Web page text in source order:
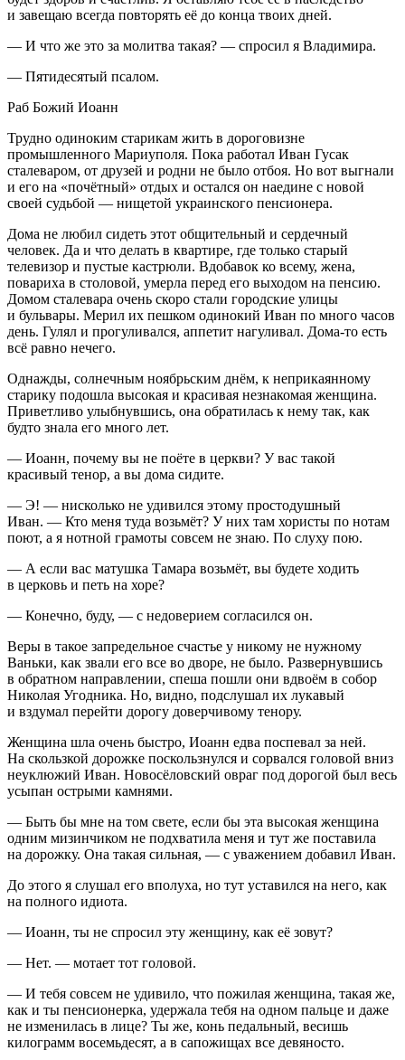
и завещаю всегда повторять её до конца твоих дней.
— И что же это за молитва такая? — спросил я Владимира.
— Пятидесятый псалом.
Раб Божий Иоанн
Трудно одиноким старикам жить в дороговизне
промышленного Мариуполя. Пока работал Иван Гусак
сталеваром, от друзей и родни не было отбоя. Но вот выгнали
и его на «почётный» отдых и остался он наедине с новой
своей судьбой — нищетой украинского пенсионера.
Дома не любил сидеть этот общительный и сердечный
человек. Да и что делать в квартире, где только старый
телевизор и пустые кастрюли. Вдобавок ко всему, жена,
повариха в столовой, умерла перед его выходом на пенсию.
Домом сталевара очень скоро стали городские улицы
и бульвары. Мерил их пешком одинокий Иван по много часов
день. Гулял и прогуливался, аппетит нагуливал. Дома-то есть
всё равно нечего.
Однажды, солнечным ноябрьским днём, к неприкаянному
старику подошла высокая и красивая незнакомая женщина.
Приветливо улыбнувшись, она обратилась к нему так, как
будто знала его много лет.
— Иоанн, почему вы не поёте в церкви? У вас такой
красивый тенор, а вы дома сидите.
— Э! — нисколько не удивился этому простодушный
Иван. — Кто меня туда возьмёт? У них там хористы по нотам
поют, а я нотной грамоты совсем не знаю. По слуху пою.
— А если вас матушка Тамара возьмёт, вы будете ходить
в церковь и петь на хоре?
— Конечно, буду, — с недоверием согласился он.
Веры в такое запредельное счастье у никому не нужному
Ваньки, как звали его все во дворе, не было. Развернувшись
в обратном направлении, спеша пошли они вдвоём в собор
Николая Угодника. Но, видно, подслушал их лукавый
и вздумал перейти дорогу доверчивому тенору.
Женщина шла очень быстро, Иоанн едва поспевал за ней.
На скользкой дорожке поскользнулся и сорвался головой вниз
неуклюжий Иван. Новосёловский овраг под дорогой был весь
усыпан острыми камнями.
— Быть бы мне на том свете, если бы эта высокая женщина
одним мизинчиком не подхватила меня и тут же поставила
на дорожку. Она такая сильная, — с уважением добавил Иван.
До этого я слушал его вполуха, но тут уставился на него, как
на полного идиота.
— Иоанн, ты не спросил эту женщину, как её зовут?
— Нет. — мотает тот головой.
— И тебя совсем не удивило, что пожилая женщина, такая же,
как и ты пенсионерка, удержала тебя на одном пальце и даже
не изменилась в лице? Ты же, конь педальный, весишь
килограмм восемьдесят, а в сапожищах все девяносто.